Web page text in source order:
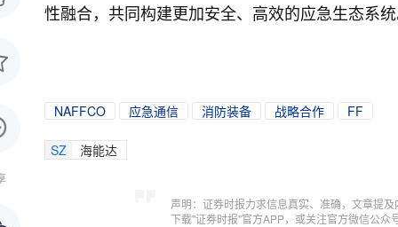
性融合，共同构建更加安全、高效的应急生态系
NAFFCO 应急通信 消防装备 战略合作 FF
SZ 海能达
声明：证券时报力求信息真实、准确，文章提
下载"证券时报"官方APP，或关注官方微信公